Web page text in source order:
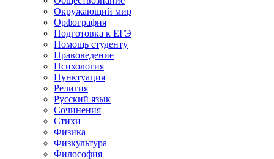
Окружающий мир
Орфография
Подготовка к ЕГЭ
Помощь студенту
Правоведение
Психология
Пунктуация
Религия
Русский язык
Сочинения
Стихи
Физика
Физкультура
Философия